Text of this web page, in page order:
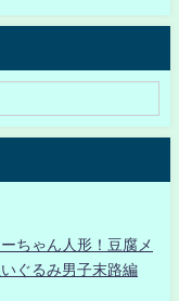
ちゃん人形！豆腐メ
ぐるみ男子末路編